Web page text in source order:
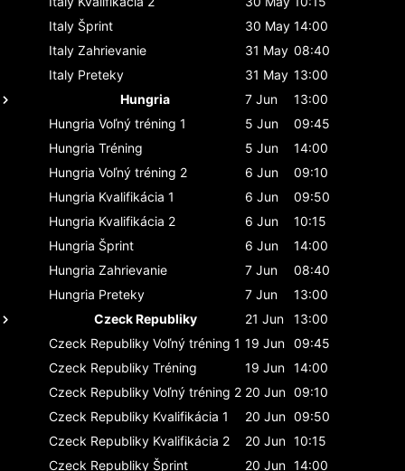
Italy Šprint 30 May 14:00
Italy Zahrievanie 31 May 08:40
Italy Preteky 31 May 13:00
Hungria
7 Jun
13:00
Hungria Voľný tréning 1 5 Jun
09:45
Hungria Tréning 5 Jun
14:00
Hungria Voľný tréning 2 6 Jun
09:10
Hungria Kvalifikácia 1 6 Jun
09:50
Hungria Kvalifikácia 2 6 Jun
10:15
Hungria Šprint 6 Jun
14:00
Hungria Zahrievanie 7 Jun
08:40
Hungria Preteky 7 Jun
13:00
Czeck Republiky
21 Jun
13:00
Czeck Republiky Voľný tréning 1 19 Jun 09:45
Czeck Republiky Tréning 19 Jun 14:00
Czeck Republiky Voľný tréning 2 20 Jun 09:10
Czeck Republiky Kvalifikácia 1 20 Jun 09:50
Czeck Republiky Kvalifikácia 2 20 Jun 10:15
Czeck Republiky Šprint 20 Jun 14:00